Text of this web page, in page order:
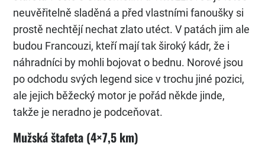
neuvěřitelně sladěná a před vlastními fanoušky si
prostě nechtějí nechat zlato utéct. V patách jim ale
budou Francouzi, kteří mají tak široký kádr, že i
náhradníci by mohli bojovat o bednu. Norové jsou
po odchodu svých legend sice v trochu jiné pozici,
ale jejich běžecký motor je pořád někde jinde,
takže je neradno je podceňovat.
Mužská štafeta (4×7,5 km)